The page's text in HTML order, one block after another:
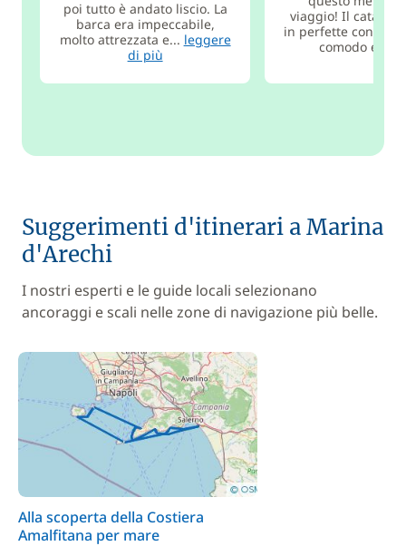
poi tutto è andato liscio. La
barca era impeccabile,
molto attrezzata e... leggere
di più
viaggio! Il
in perfette
comodo e
Suggerimenti d'itinerari a Marina
d'Arechi
I nostri esperti e le guide locali selezionano
ancoraggi e scali nelle zone di navigazione più belle.
Alla scoperta della Costiera
Amalfitana per mare